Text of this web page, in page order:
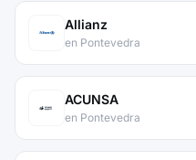
Allianz
en Pontevedra
ACUNSA
en Pontevedra